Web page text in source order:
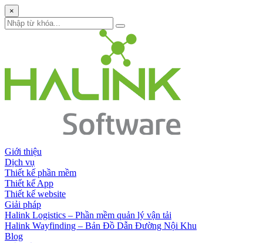
×
Giới thiệu
Dịch vụ
Thiết kế phần mềm
Thiết kế App
Thiết kế website
Giải pháp
Halink Logistics – Phần mềm quản lý vận tải
Halink Wayfinding – Bản Đồ Dẫn Đường Nội Khu
Blog